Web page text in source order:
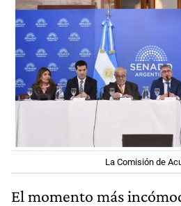
La Comisión de
El momento más